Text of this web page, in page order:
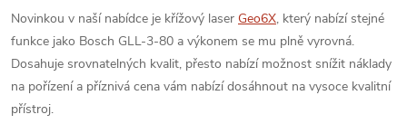
Novinkou v naší nabídce je křížový laser Geo6X, který nabízí stejné
funkce jako Bosch GLL-3-80 a výkonem se mu plně vyrovná.
Dosahuje srovnatelných kvalit, přesto nabízí možnost snížit náklady
na pořízení a příznivá cena vám nabízí dosáhnout na vysoce kvalitní
přístroj.